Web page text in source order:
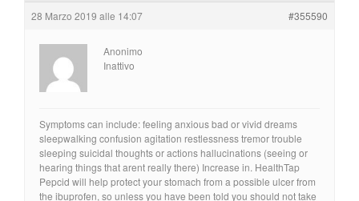
28 Marzo 2019 alle 14:07 #355590
Anonimo
Inattivo
Symptoms can include: feeling anxious bad or vivid dreams
sleepwalking confusion agitation restlessness tremor trouble
sleeping suicidal thoughts or actions hallucinations (seeing or
hearing things that arent really there) Increase in. HealthTap
Pepcid will help protect your stomach from a possible ulcer from
the ibuprofen, so unless you have been told you should not take